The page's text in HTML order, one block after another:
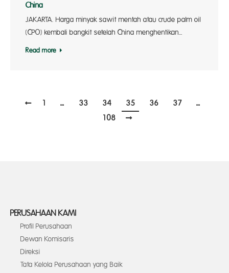
China
JAKARTA. Harga minyak sawit mentah atau crude palm oil
(CPO) kembali bangkit setelah China menghentikan…
Read more
1 … 33 34 35 36 37
…
108
PERUSAHAAN KAMI
Profil Perusahaan
Dewan Komisaris
Direksi
Tata Kelola Perusahaan yang Baik